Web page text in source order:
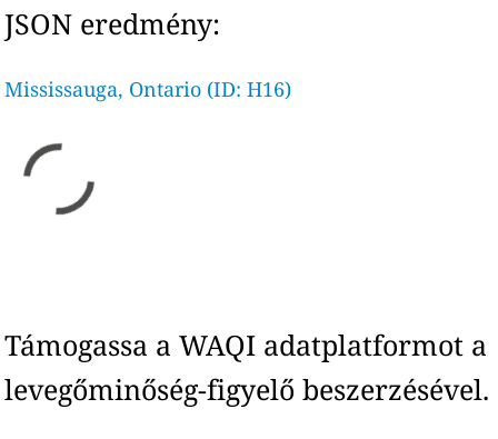
JSON eredmény:
Mississauga, Ontario (ID: H16)
Támogassa a WAQI adatplatformot a
levegőminőség-figyelő beszerzésével.